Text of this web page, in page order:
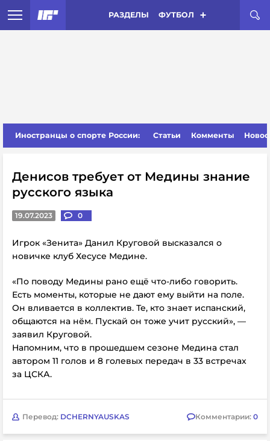
РАЗДЕЛЫ ФУТБОЛ
Иностранцы о спорте России: Статьи Комменты
Денисов требует от Медины знание
русского языка
19.07.2023 0
Игрок «Зенита» Данил Круговой высказался о
новичке клуб Хесусе Медине.
«По поводу Медины рано ещё что-либо говорить.
Есть моменты, которые не дают ему выйти на поле.
Он вливается в коллектив. Те, кто знает испанский,
общаются на нём. Пускай он тоже учит русский», —
заявил Круговой.
Напомним, что в прошедшем сезоне Медина стал
автором 11 голов и 8 голевых передач в 33 встречах
за ЦСКА.
Перевод: DCHERNYAUSKAS Комментарии: 0